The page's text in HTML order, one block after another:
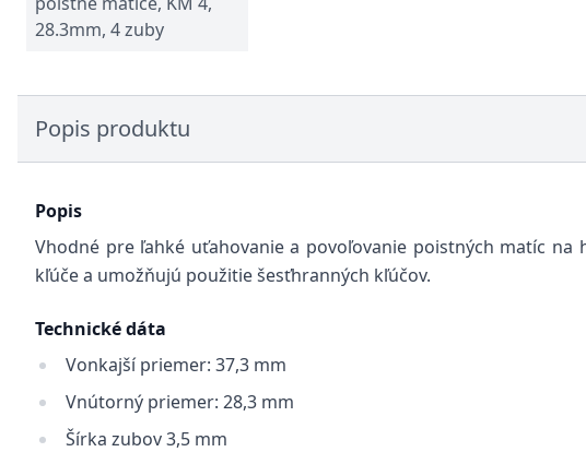
28.3mm, 4 zuby
Popis produktu
Popis
Vhodné pre ľahké uťahovanie a povoľovanie poistných matíc
kľúče a umožňujú použitie šesťhranných kľúčov.
Technické dáta
Vonkajší priemer: 37,3 mm
Vnútorný priemer: 28,3 mm
Šírka zubov 3,5 mm